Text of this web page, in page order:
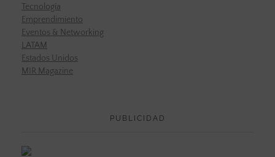
Tecnología
Emprendimiento
Eventos & Networking
LATAM
Estados Unidos
MIR Magazine
PUBLICIDAD